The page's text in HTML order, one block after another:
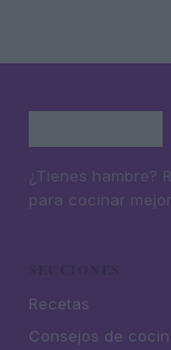
¿Tienes hambre?
para cocinar
Recetas
Consejos de